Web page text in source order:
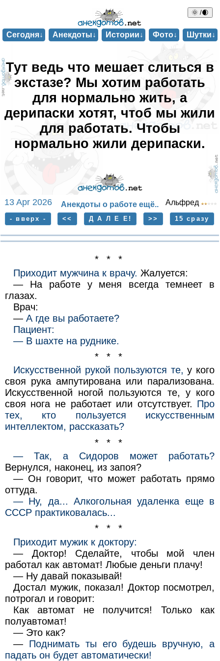
🌞 /🌒
Сегодня↓ Анекдоты↓ Истории↓ Фото↓ Шутки↓
Тут ведь что мешает слиться в
экстазе? Мы хотим работать
для нормально жить, а
дерипаски хотят, чтоб мы жили
для работать. Чтобы
нормально жили дерипаски.
13 Apr 2026 Анекдоты о работе ещё.. Альфред
- вверх - << Д А Л Е Е! >> 15 сразу
* * *
Приходит мужчина к врачу. Жалуется:
— На работе у меня всегда темнеет в
глазах.
Врач:
—А где вы работаете?
Пациент:
— В шахте на руднике.
* * *
Искусственной рукой пользуются те, у кого
своя рука ампутирована или парализована.
Искусственной ногой пользуются те, у кого
своя нога не работает или отсутствует. Про
тех, кто пользуется искусственным
интеллектом, рассказать?
* * *
— Так, а Сидоров может работать?
Вернулся, наконец, из запоя?
— Он говорит, что может работать прямо
оттуда.
— Ну, да... Алкогольная удаленка еще в
СССР практиковалась...
* * *
Приходит мужик к доктору:
— Доктор! Сделайте, чтобы мой член
работал как автомат! Любые деньги плачу!
— Ну давай показывай!
Достал мужик, показал! Доктор посмотрел,
потрогал и говорит:
Как автомат не получится! Только как
полуавтомат!
— Это как?
— Поднимать ты его будешь вручную, а
падать он будет автоматически!